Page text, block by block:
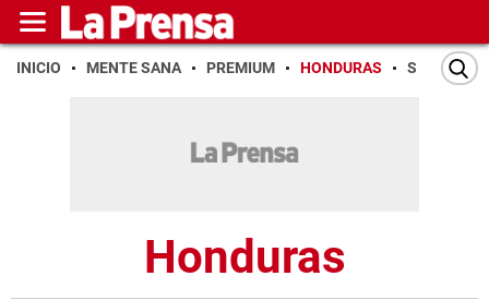
INICIO MENTE SANA PREMIUM HONDURAS SAN PEDRO
Honduras